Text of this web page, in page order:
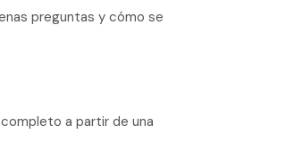
preguntas y cómo se
a partir de una